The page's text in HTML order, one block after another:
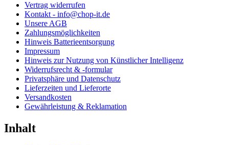
Vertrag widerrufen
Kontakt - info@chop-it.de
Unsere AGB
Zahlungsmöglichkeiten
Hinweis Batterieentsorgung
Impressum
Hinweis zur Nutzung von Künstlicher Intelligenz
Widerrufsrecht & -formular
Privatsphäre und Datenschutz
Lieferzeiten und Lieferorte
Versandkosten
Gewährleistung & Reklamation
Inhalt